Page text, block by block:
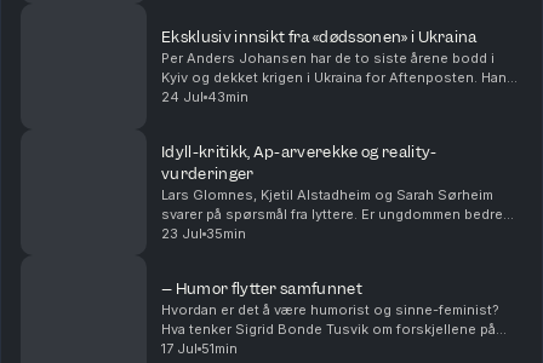
Eksklusiv innsikt fra «dødssonen» i Ukraina
Per Anders Johansen har de to siste årene bodd i
Kyiv og dekket krigen i Ukraina for Aftenposten. Han
har vært ved fronten og møtt mennesker som har gått
24 Jul 43min
Idyll-kritikk, Ap-arverekke og reality-
vurderinger
Lars Glomnes, Kjetil Alstadheim og Sarah Sørheim
svarer på spørsmål fra lyttere. Er ungdommen bedre
eller verre enn tidligere? Hvem og hvordan tar noen
23 Jul 35min
– Humor flytter samfunnet
Hvordan er det å være humorist og sinne-feminist?
Hva tenker Sigrid Bonde Tusvik om forskjellene på
kvinner og menn som komikere? Er det egentlig lov til
17 Jul 51min